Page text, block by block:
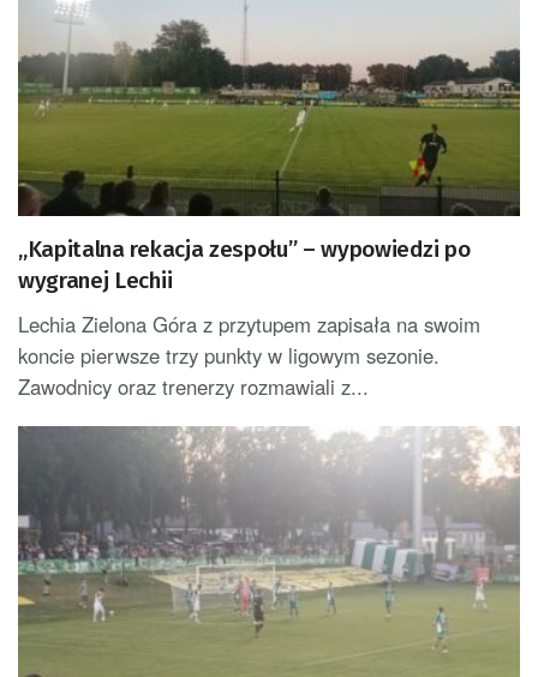
„Kapitalna rekacja zespołu” – wypowiedzi po
wygranej Lechii
Lechia Zielona Góra z przytupem zapisała na swoim
koncie pierwsze trzy punkty w ligowym sezonie.
Zawodnicy oraz trenerzy rozmawiali z...